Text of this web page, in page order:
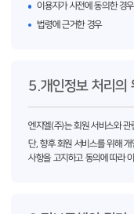
이용자가 사전에 동의한 경우
법령에 근거한 경우
5.개인정보 처리의
엔지엘(주)는 회원 서비스와 관
단, 향후 회원 서비스를 위해
사항을 고지하고 동의에 따라